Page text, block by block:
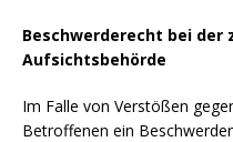
Beschwerderecht bei der
Aufsichtsbehörde
Im Falle von Verstößen
Betroffenen ein